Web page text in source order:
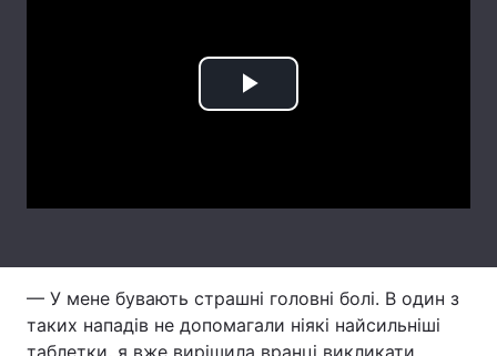
Архів
Контакти
Play
— У мене бувають страшні головні болі. В один з
таких нападів не допомагали ніякі найсильніші
таблетки, я вже вирішила вранці викликати